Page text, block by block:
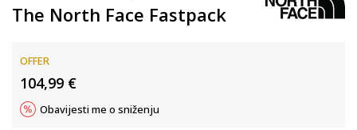
The North Face Fastpack
OFFER
104,99 €
Obavijesti me o sniženju